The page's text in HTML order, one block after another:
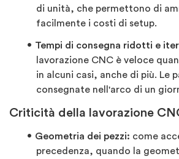
di unità, che permettono di
facilmente i costi di setup.
Tempi di consegna ridotti e
lavorazione CNC è veloce
in alcuni casi, anche di più. Le
consegnate nell'arco di un
Criticità della lavorazione
Geometria dei pezzi: come
precedenza, quando la